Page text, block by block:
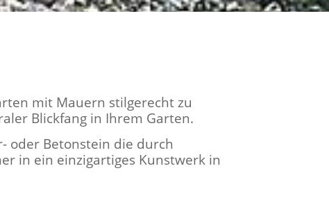
mit Mauern stilgerecht zu
Blickfang in Ihrem Garten.
oder Betonstein die durch
in ein einzigartiges Kunstwerk in